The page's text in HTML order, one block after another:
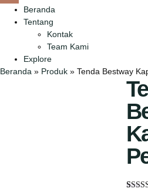
Beranda
Tentang
Kontak
Team Kami
Explore
Beranda » Produk » Tenda Bestway